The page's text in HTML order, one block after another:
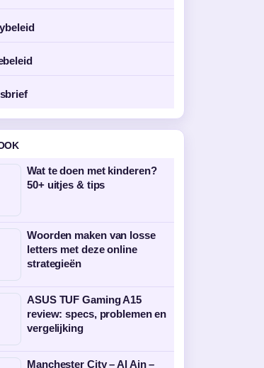
Wat te doen met kinderen?
50+ uitjes & tips
Woorden maken van losse
letters met deze online
strategieën
ASUS TUF Gaming A15
review: specs, problemen en
vergelijking
Manchester City – Al Ain –